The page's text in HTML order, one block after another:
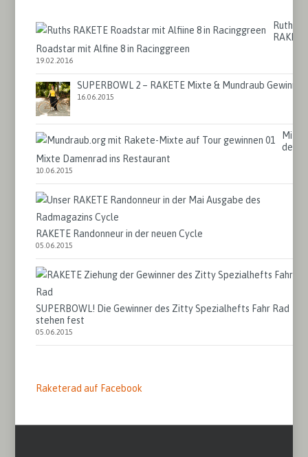
Ruths
RAKETE
Roadstar mit Alfine 8 in Racinggreen
19.02.2016
SUPERBOWL 2 – RAKETE Mixte & Mundraub Gewinner
16.06.2015
Mit
dem
Mixte Damenrad ins Restaurant
10.06.2015
RAKETE Randonneur in der neuen Cycle
05.06.2015
SUPERBOWL! Die Gewinner des Zitty Spezialhefts Fahr Rad
stehen fest
05.06.2015
Raketerad auf Facebook